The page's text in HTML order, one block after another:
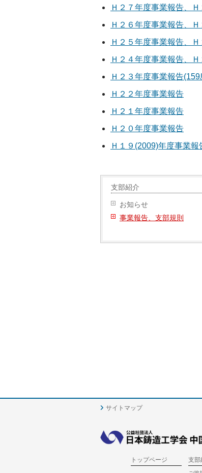
Ｈ２７年度事業報告、
Ｈ２６年度事業報告、
Ｈ２５年度事業報告、
Ｈ２４年度事業報告、
Ｈ２３年度事業報告
Ｈ２２年度事業報告
Ｈ２１年度事業報告
Ｈ２０年度事業報告
Ｈ１９(2009)年度事業報
支部紹介
お知らせ
事業報告、支部規則
サイトマップ
トップページ 支部